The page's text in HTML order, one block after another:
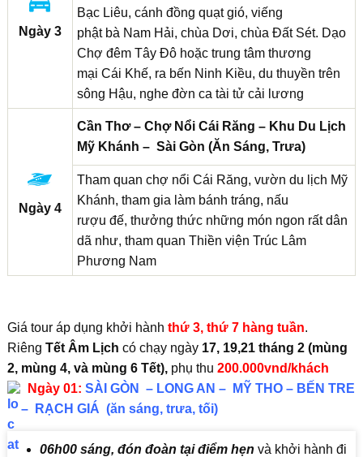
Ngày 3
Bạc Liêu, cánh đồng quạt gió, viếng
phật bà Nam Hải, chùa Dơi, chùa Đất Sét. Dạo
Chợ đêm Tây Đô hoặc trung tâm thương
mại Cái Khế, ra bến Ninh Kiều, du thuyền trên
sông Hậu, nghe đờn ca tài tử cải lương
Ngày 4
Cần Thơ – Chợ Nổi Cái Răng – Khu Du Lịch
Mỹ Khánh – Sài Gòn (Ăn Sáng, Trưa)
Tham quan chợ nổi Cái Răng, vườn du lịch Mỹ
Khánh, tham gia làm bánh tráng, nấu
rượu đế, thưởng thức những món ngon rất dân
dã như, tham quan Thiền viện Trúc Lâm
Phương Nam
Giá tour áp dụng khởi hành thứ 3, thứ 7 hàng tuần.
Riêng Tết Âm Lịch có chạy ngày 17, 19,21 tháng 2 (mùng
2, mùng 4, và mùng 6 Tết),phụ thu 200.000vnd/khách
Ngày 01: SÀI GÒN – LONG AN – MỸ THO – BẾN TRE
– RẠCH GIÁ (ăn sáng, trưa, tối)
06h00 sáng, đón đoàn tại điểm hẹn và khởi hành đi